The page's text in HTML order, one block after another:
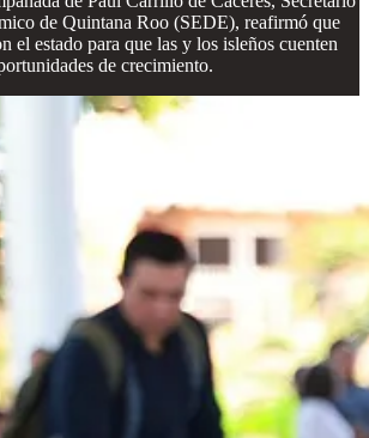
de Quintana Roo (SEDE), reafirmó que
el estado para que las y los isleños cuenten
de crecimiento.